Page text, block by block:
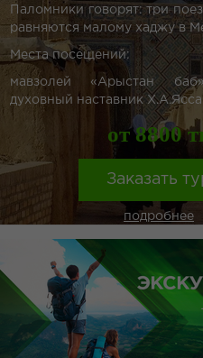
Паломники говорят: три
равняются малому хаджу в
Места посещений:
мавзолей «Арыстан
духовный наставник
от 8800
Заказать
подробнее